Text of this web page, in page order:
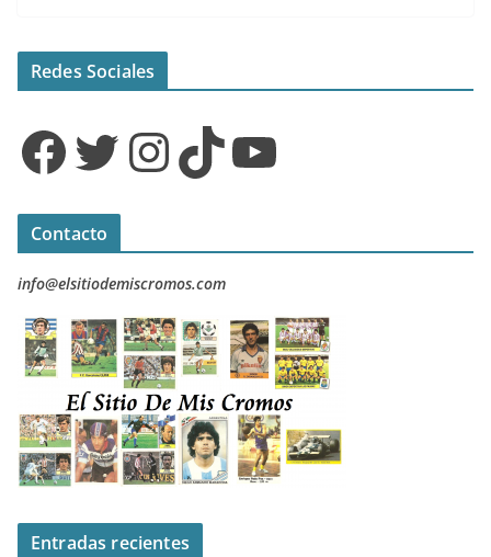
Redes Sociales
Facebook Twitter InstagramTikTok YouTube
Contacto
info@elsitiodemiscromos.com
Entradas recientes